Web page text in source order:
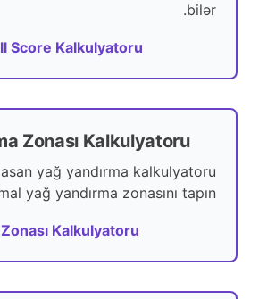
bilər.
Score Kalkulyatoru
Zonası Kalkulyatoru
yağ yandırma kalkulyatoru
yağ yandırma zonasını tapın.
Kalkulyatoru